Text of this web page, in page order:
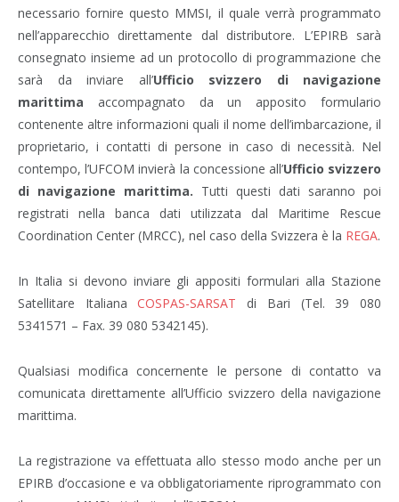
necessario fornire questo MMSI, il quale verrà programmato
nell’apparecchio direttamente dal distributore. L’EPIRB sarà
consegnato insieme ad un protocollo di programmazione che
sarà da inviare all’Ufficio svizzero di navigazione
marittima accompagnato da un apposito formulario
contenente altre informazioni quali il nome dell’imbarcazione, il
proprietario, i contatti di persone in caso di necessità. Nel
contempo, l’UFCOM invierà la concessione all’Ufficio svizzero
di navigazione marittima. Tutti questi dati saranno poi
registrati nella banca dati utilizzata dal Maritime Rescue
Coordination Center (MRCC), nel caso della Svizzera è la REGA.
In Italia si devono inviare gli appositi formulari alla Stazione
Satellitare ItalianaCOSPAS-SARSAT di Bari (Tel. 39 080
5341571 – Fax. 39 080 5342145).
Qualsiasi modifica concernente le persone di contatto va
comunicata direttamente all’Ufficio svizzero della navigazione
marittima.
La registrazione va effettuata allo stesso modo anche per un
EPIRB d’occasione e va obbligatoriamente riprogrammato con